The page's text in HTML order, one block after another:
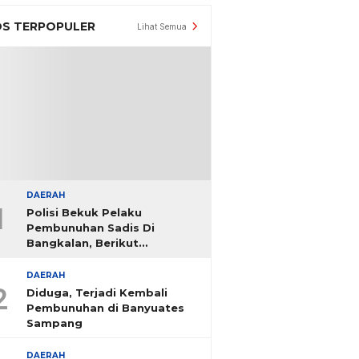
TERPOPULER Lihat Semua
DAERAH
Polisi Bekuk Pelaku
Pembunuhan Sadis Di
Bangkalan, Berikut
DAERAH
Diduga, Terjadi Kembali
Pembunuhan di Banyuates
Sampang
DAERAH